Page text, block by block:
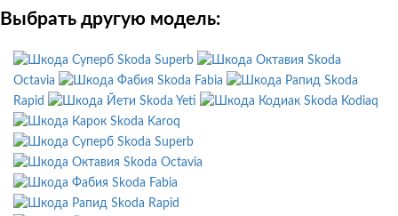
Выбрать другую модель:
Skoda Superb
Skoda
Octavia
Skoda Fabia
Skoda
Rapid
Skoda Yeti
Skoda Kodiaq
Skoda Karoq
Skoda Superb
Skoda Octavia
Skoda Fabia
Skoda Rapid